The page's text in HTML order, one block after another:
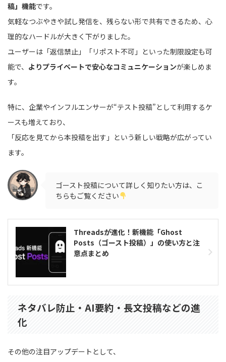
稿」機能です。
気軽なつぶやきや試し発信を、残らない形で共有できるため、心
理的なハードルが大きく下がりました。
ユーザーは「返信禁止」「リポスト不可」といった制限設定も可
能で、 よりプライベートで安心なコミュニケーションが楽しめま
す。
特に、企業やインフルエンサーが“テスト投稿”として利用するケ
ースも増えており、
「反応を見てから本投稿を出す」という新しい戦略が広がってい
ます。
ゴースト投稿について詳しく知りたい方は、こ
ちらもご覧ください
Threadsが進化！新機能「Ghost
Posts（ゴースト投稿）」の使い方と注
意点まとめ
ネタバレ防止・AI要約・長文投稿などの進
化
その他の注目アップデートとして、